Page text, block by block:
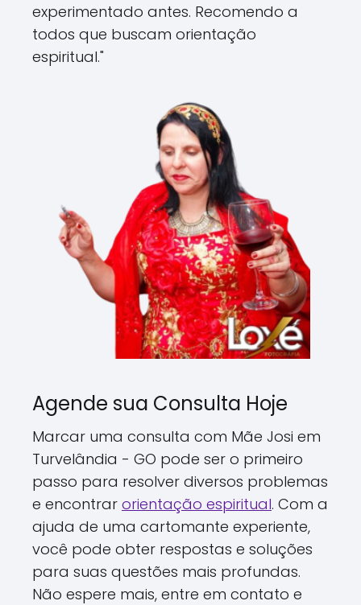
experimentado antes. Recomendo a
todos que buscam orientação
espiritual."
Agende sua Consulta Hoje
Marcar uma consulta com Mãe Josi em
Turvelândia - GO pode ser o primeiro
passo para resolver diversos problemas
e encontrar orientação espiritual. Com a
ajuda de uma cartomante experiente,
você pode obter respostas e soluções
para suas questões mais profundas.
Não espere mais, entre em contato e